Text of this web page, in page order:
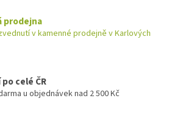
prodejna
v kamenné prodejně v Karlových
celé ČR
u objednávek nad 2 500 Kč